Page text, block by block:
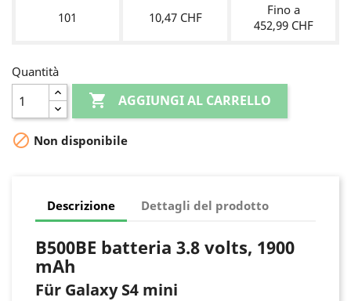
101 10,47 CHF
Fino a
452,99 CHF
Quantità
 AGGIUNGI AL CARRELLO
 Non disponibile
Descrizione Dettagli del prodotto
B500BE batteria 3.8 volts, 1900
mAh
Für Galaxy S4 mini